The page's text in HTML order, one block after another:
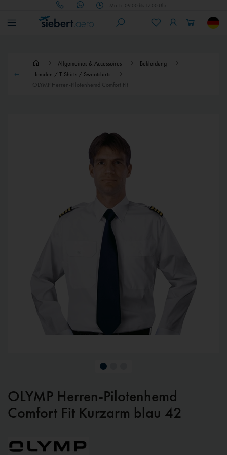
Mo.-Fr. 09:00 bis 17:00 Uhr
Allgemeines & Accessoires
Bekleidung
Hemden / T-Shirts / Sweatshirts
OLYMP Herren-Pilotenhemd Comfort Fit
OLYMP Herren-Pilotenhemd
Comfort Fit Kurzarm blau 42